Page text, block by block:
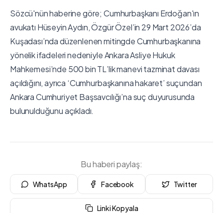
Sözcü'nün haberine göre; Cumhurbaşkanı Erdoğan'ın
avukatı Hüseyin Aydın, Özgür Özel’in 29 Mart 2026’da
Kuşadası’nda düzenlenen mitingde Cumhurbaşkanına
yönelik ifadeleri nedeniyle Ankara Asliye Hukuk
Mahkemesi’nde 500 bin TL’lik manevi tazminat davası
açıldığını, ayrıca ‘Cumhurbaşkanına hakaret’ suçundan
Ankara Cumhuriyet Başsavcılığı’na suç duyurusunda
bulunulduğunu açıkladı.
Bu haberi paylaş:
WhatsApp Facebook Twitter
Linki Kopyala